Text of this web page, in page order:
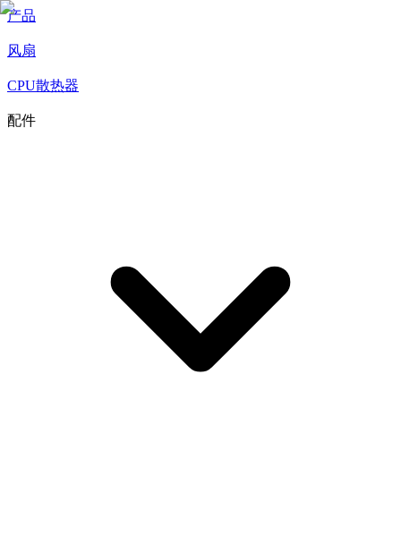
产品
风扇
CPU散热器
配件